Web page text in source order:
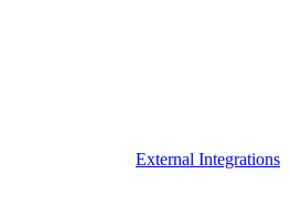
External Integrations